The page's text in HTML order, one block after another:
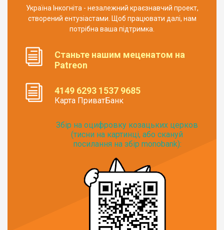
Україна Інкогніта - незалежний краєзнавчий проект,
створений ентузіастами. Щоб працювати далі, нам
потрібна ваша підтримка.
Станьте нашим меценатом на
Patreon
4149 6293 1537 9685
Карта ПриватБанк
Збір на оцифровку козацьких церков
(тисни на картинці, або скануй
посилання на збір monobank):